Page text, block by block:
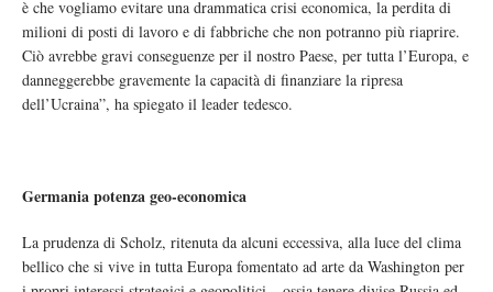
è che vogliamo evitare una drammatica crisi economica, la perdita di
milioni di posti di lavoro e di fabbriche che non potranno più riaprire.
Ciò avrebbe gravi conseguenze per il nostro Paese, per tutta l’Europa, e
danneggerebbe gravemente la capacità di finanziare la ripresa
dell’Ucraina”, ha spiegato il leader tedesco.
Germania potenza geo-economica
La prudenza di Scholz, ritenuta da alcuni eccessiva, alla luce del clima
bellico che si vive in tutta Europa fomentato ad arte da Washington per